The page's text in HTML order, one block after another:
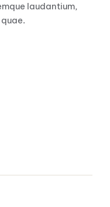
laudantium,